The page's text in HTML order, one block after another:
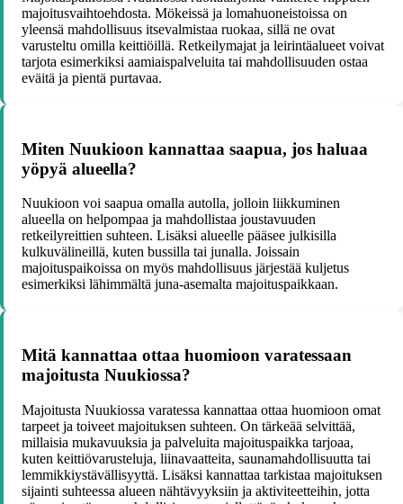
majoitusvaihtoehdosta. Mökeissä ja lomahuoneistoissa on
yleensä mahdollisuus itsevalmistaa ruokaa, sillä ne ovat
varusteltu omilla keittiöillä. Retkeilymajat ja leirintäalueet voivat
tarjota esimerkiksi aamiaispalveluita tai mahdollisuuden ostaa
eväitä ja pientä purtavaa.
Miten Nuukioon kannattaa saapua, jos haluaa
yöpyä alueella?
Nuukioon voi saapua omalla autolla, jolloin liikkuminen
alueella on helpompaa ja mahdollistaa joustavuuden
retkeilyreittien suhteen. Lisäksi alueelle pääsee julkisilla
kulkuvälineillä, kuten bussilla tai junalla. Joissain
majoituspaikoissa on myös mahdollisuus järjestää kuljetus
esimerkiksi lähimmältä juna-asemalta majoituspaikkaan.
Mitä kannattaa ottaa huomioon varatessaan
majoitusta Nuukiossa?
Majoitusta Nuukiossa varatessa kannattaa ottaa huomioon omat
tarpeet ja toiveet majoituksen suhteen. On tärkeää selvittää,
millaisia mukavuuksia ja palveluita majoituspaikka tarjoaa,
kuten keittiövarusteluja, liinavaatteita, saunamahdollisuutta tai
lemmikkiystävällisyyttä. Lisäksi kannattaa tarkistaa majoituksen
sijainti suhteessa alueen nähtävyyksiin ja aktiviteetteihin, jotta